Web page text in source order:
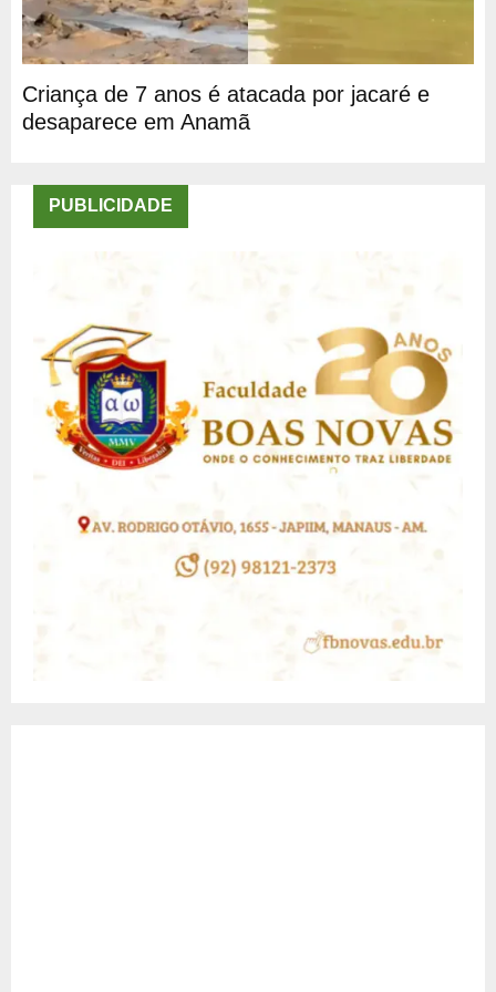
Criança de 7 anos é atacada por jacaré e
desaparece em Anamã
PUBLICIDADE